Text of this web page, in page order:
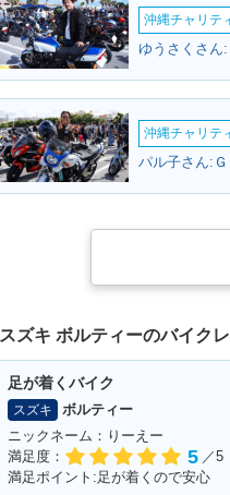
沖縄チャリテ
ゆうさくさん
沖縄チャリテ
パル子さん:
スズキ ボルティーのバイク
足が着くバイク
スズキ
ボルティー
ニックネーム：りーえー
満足度：
5 ／5
満足ポイント:足が着くので安心